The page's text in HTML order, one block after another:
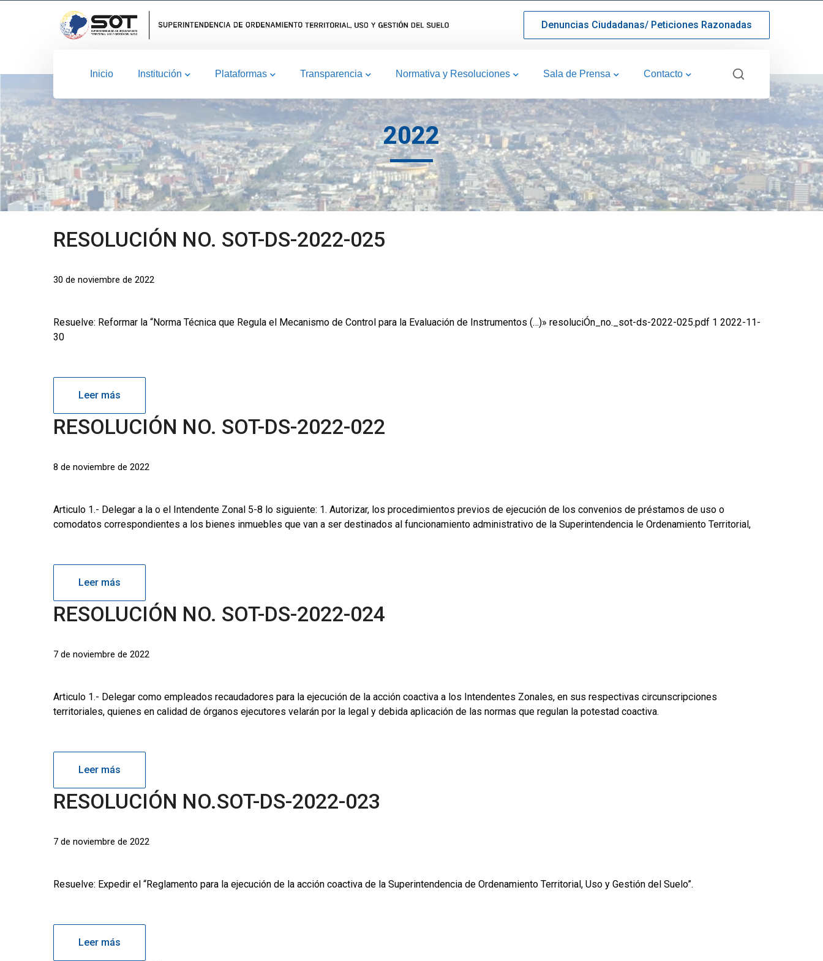
Denuncias Ciudadanas/ Peticiones Razonadas
Inicio Institución Plataformas Transparencia Normativa y Resoluciones Sala de Prensa Contacto
2022
RESOLUCIÓN NO. SOT-DS-2022-025
30 de noviembre de 2022
Resuelve: Reformar la “Norma Técnica que Regula el Mecanismo de Control para la Evaluación de Instrumentos (…)» resoluciÓn_no._sot-ds-2022-025.pdf 1 2022-11-
30
Leer más
RESOLUCIÓN NO. SOT-DS-2022-022
8 de noviembre de 2022
Articulo 1.- Delegar a la o el Intendente Zonal 5-8 lo siguiente: 1. Autorizar, los procedimientos previos de ejecución de los convenios de préstamos de uso o
comodatos correspondientes a los bienes inmuebles que van a ser destinados al funcionamiento administrativo de la Superintendencia le Ordenamiento Territorial,
Leer más
RESOLUCIÓN NO. SOT-DS-2022-024
7 de noviembre de 2022
Articulo 1.- Delegar como empleados recaudadores para la ejecución de la acción coactiva a los Intendentes Zonales, en sus respectivas circunscripciones
territoriales, quienes en calidad de órganos ejecutores velarán por la legal y debida aplicación de las normas que regulan la potestad coactiva.
Leer más
RESOLUCIÓN NO.SOT-DS-2022-023
7 de noviembre de 2022
Resuelve: Expedir el “Reglamento para la ejecución de la acción coactiva de la Superintendencia de Ordenamiento Territorial, Uso y Gestión del Suelo”.
Leer más